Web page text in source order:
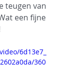
teugen van
een fijne
6d13e7_
360